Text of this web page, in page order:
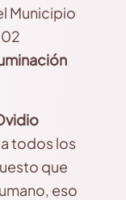
Municipio
todos los
que
eso